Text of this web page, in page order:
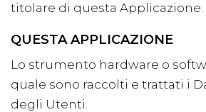
titolare di questa Applicazione.
QUESTA APPLICAZIONE
Lo strumento hardware o
quale sono raccolti e trattati i
degli Utenti.